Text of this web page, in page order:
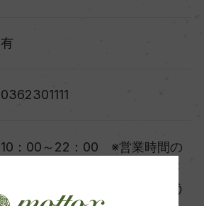
有
0362301111
10：00～22：00 ※営業時間の
詳細は、お手数でございますが
弊社HPよりご確認頂きますよう